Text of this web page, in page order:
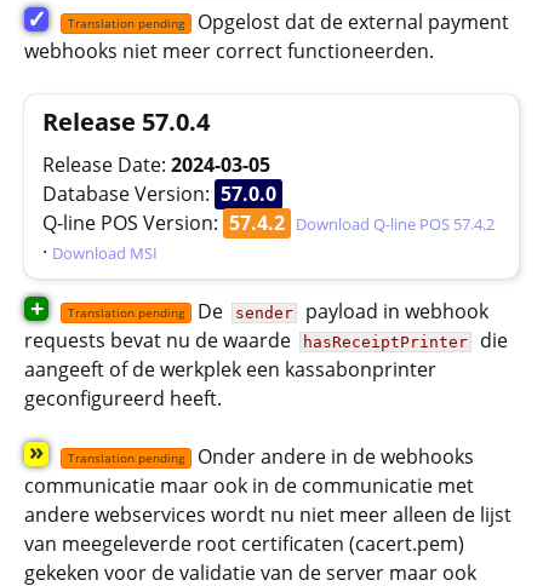
✓ Translation pending
Opgelost dat de external payment
webhooks niet meer correct functioneerden.
Release 57.0.4
Release Date: 2024-03-05
Database Version: 57.0.0
Q-line POS Version: 57.4.2 Download Q-line POS 57.4.2
· Download MSI
+ Translation pending De sender
payload in webhook
requests bevat nu de waarde
hasReceiptPrinter
die
aangeeft of de werkplek een kassabonprinter
geconfigureerd heeft.
» Translation pending
Onder andere in de webhooks
communicatie maar ook in de communicatie met
andere webservices wordt nu niet meer alleen de lijst
van meegeleverde root certificaten (cacert.pem)
gekeken voor de validatie van de server maar ook